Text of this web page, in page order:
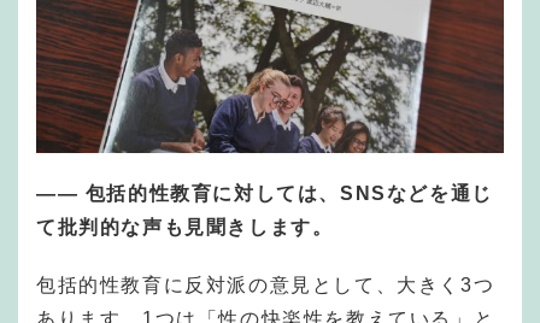
—— 包括的性教育に対しては、SNSなどを通じ
て批判的な声も見聞きします。
包括的性教育に反対派の意見として、大きく3つ